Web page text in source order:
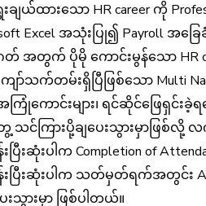
ချယ်ထားသော HR career ကို
Excel အသုံးပြု၍ Payroll အခ
တ် အတွက် ပိုမို ကောင်းမွန်သော HR
ော်သက်တမ်းရှိပြီဖြစ်သော Multi
ြုံကောင်းများ၊ ရင်ဆိုင်ဖြေရှင်
င်ကြားပို့ချပေးသွားမှာဖြစ်
ြီးဆုံးပါက Completion of
ပြီးဆုံးပါက သတ်မှတ်ရက်အတွင်း
သွားမှာ ဖြစ်ပါတယ်။